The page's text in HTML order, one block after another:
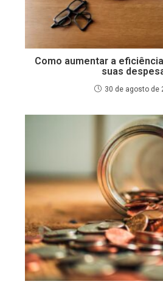
Como aumentar a
suas
30 de agosto de